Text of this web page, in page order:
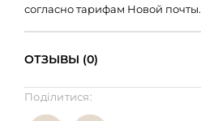
согласно тарифам Новой почты.
ОТЗЫВЫ (0)
Поділитися: